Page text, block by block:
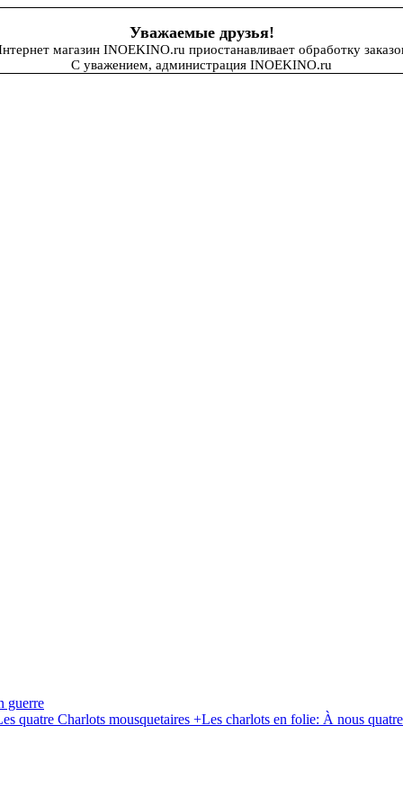
Уважаемые друзья!
магазин INOEKINO.ru приостанавливает обработку
С уважением, администрация INOEKINO.ru
guerre
quatre Charlots mousquetaires +Les charlots en folie: À nous